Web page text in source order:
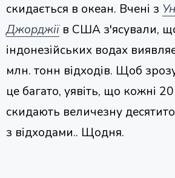
скидається в океан. Вчені з
Джорджіїв США з'ясували,
індонезійських водах
млн. тонн відходів. Щоб
це багато, уявіть, що кожні
скидають величезну
з відходами.. Щодня.